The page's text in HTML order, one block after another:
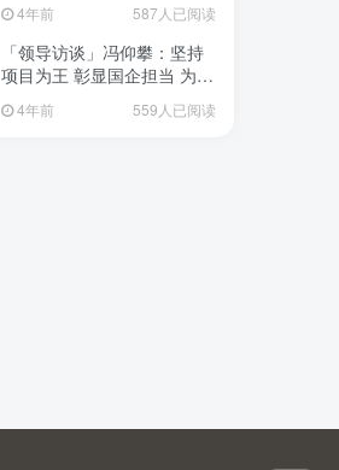
意见稿）政策分析研判会议
4年前 587人已阅读
「领导访谈」冯仰攀：坚持
项目为王 彰显国企担当 为全
点项目建设贡献“交发力量”
4年前 559人已阅读